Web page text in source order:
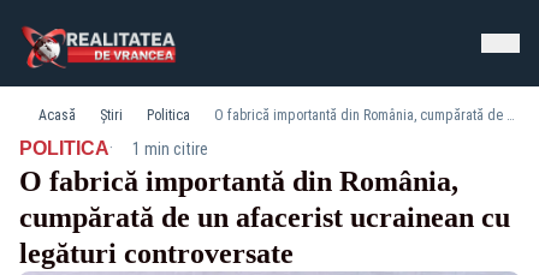
Acasă Știri Politica O fabrică importantă din România, cumpărată de un afacerist ucrainean cu legături controversate
POLITICA· 1 min citire
O fabrică importantă din România,
cumpărată de un afacerist ucrainean cu
legături controversate